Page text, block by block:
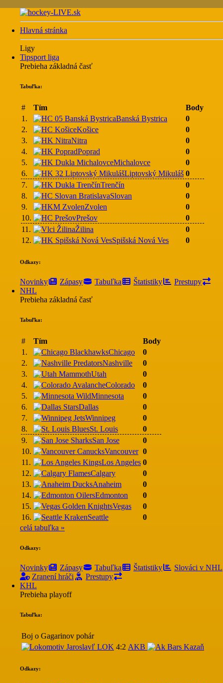
Hlavná stránka
Ligy
Tipsport liga
Prebieha základná časť
Tabuľka:
# Tím
Body
1.
Banská Bystrica
0
2.
Košice
0
3.
Nitra
0
4.
Poprad
0
5.
Michalovce
0
6.
Liptovský Mikuláš 0
7.
Trenčín
0
8.
Slovan
0
9.
Zvolen
0
10.
Prešov
0
11.
Žilina
0
12.
Spišská Nová Ves 0
Odkazy:
Novinky Zápasy Tabuľka Štatistiky
Prestupy
NHL
Prebieha základná časť
Tabuľka:
# Tím
Body
1.
Chicago
0
2.
Nashville
0
3.
Utah
0
4.
Colorado
0
5.
Minnesota
0
6.
Dallas
0
7.
Winnipeg
0
8.
St. Louis
0
9.
San Jose
0
10.
Vancouver 0
11.
Los Angeles 0
12.
Calgary
0
13.
Anaheim
0
14.
Edmonton
0
15.
Vegas
0
16.
Seattle
0
celá tabuľka »
Odkazy:
Novinky Zápasy Tabuľka Štatistiky
Slováci v NHL
Zranení hráči
Prestupy
KHL
Prebieha playoff
Tabuľka:
Boj o Gagarinov pohár
LOK 4:2 AKB
Odkazy: